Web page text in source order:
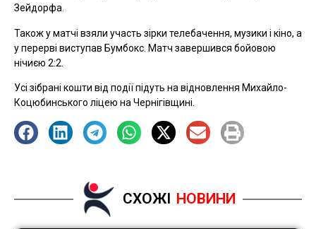
Зейдорфа.
Також у матчі взяли участь зірки телебачення, музики і кіно, а
у перерві виступав Бумбокс. Матч завершився бойовою
нічиєю 2:2.
Усі зібрані кошти від події підуть на відновлення Михайло-
Коцюбинського ліцею на Чернігівщині.
СХОЖІ НОВИНИ